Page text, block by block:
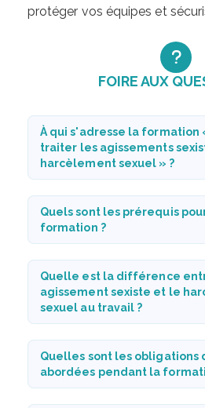
protéger vos équipes et
FOIRE AUX
À qui s'adresse la formation
traiter les agissements
harcèlement sexuel » ?
Quels sont les prérequis
formation ?
Quelle est la différence
agissement sexiste et le
sexuel au travail ?
Quelles sont les obligations
abordées pendant la